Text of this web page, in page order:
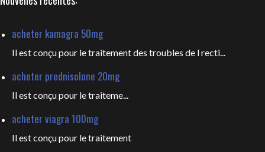
acheter kamagra 50mg
Il est conçu pour le traitement des troubles de l recti...
acheter prednisolone 20mg
Il estconçu pour le traiteme...
acheter viagra 100mg
Il estconçu pour le traitement